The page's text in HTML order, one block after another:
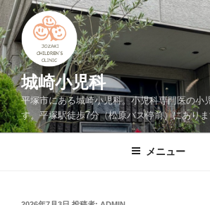
コ
ン
テ
ン
ツ
へ
ス
キ
城崎小児科
平塚市にある城崎小児科。小児科専門医の小
す。平塚駅徒歩7分（松原バス停前）にありま
メニュー
投